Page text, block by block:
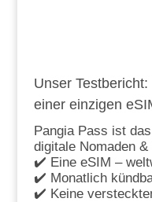
Unser
einer einzigen
Pangia Pass ist
digitale Nomaden
✔️ Eine eSIM –
✔️ Monatlich
✔️ Keine